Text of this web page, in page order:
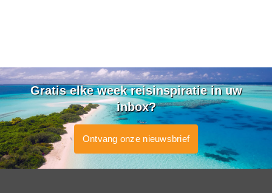
Gratis elke week reisinspiratie in uw
inbox?
Ontvang onze nieuwsbrief